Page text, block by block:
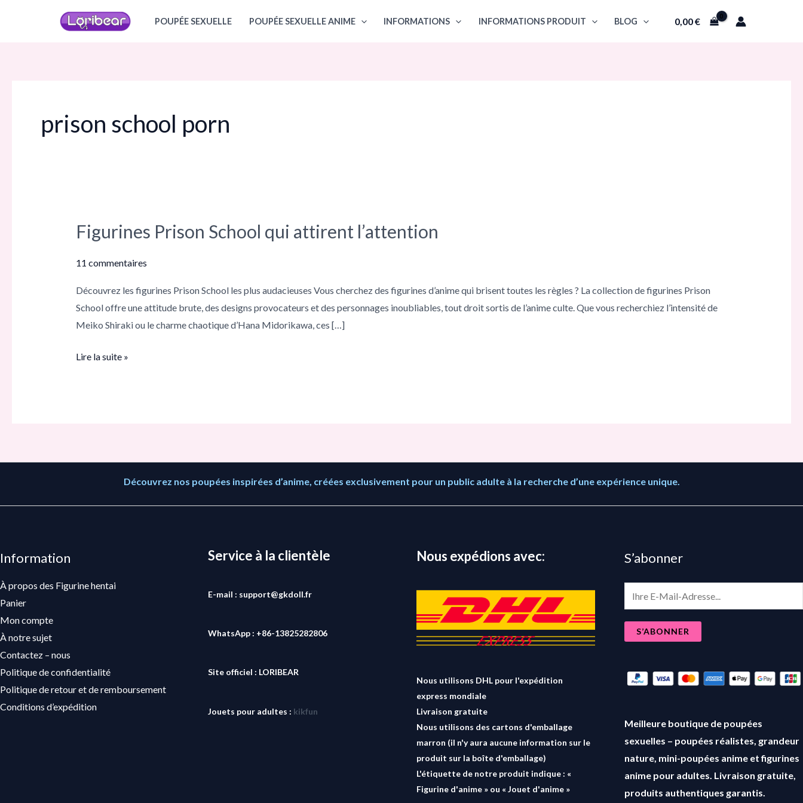
POUPÉE SEXUELLE POUPÉE SEXUELLE ANIME INFORMATIONS INFORMATIONS PRODUIT BLOG 0,00€
prison school porn
Figurines Prison School qui attirent l’attention
11 commentaires
Découvrez les figurines Prison School les plus audacieuses Vous cherchez des figurines d’anime qui brisent toutes les règles ? La collection de figurines Prison
School offre une attitude brute, des designs provocateurs et des personnages inoubliables, tout droit sortis de l’anime culte. Que vous recherchiez l’intensité de
Meiko Shiraki ou le charme chaotique d’Hana Midorikawa, ces […]
Figurines
School
attirent
l’attention
Lire la suite »
Découvrez nos poupées inspirées d’anime, créées exclusivement pour un public adulte à la recherche d’une expérience unique.
Information
À propos des Figurine hentai
Panier
Mon compte
À notre sujet
Contactez – nous
Politique de confidentialité
Politique de retour et de remboursement
Conditions d’expédition
Service à la clientèle
E-mail : support@gkdoll.fr
WhatsApp : +86-13825282806
Site officiel : LORIBEAR
Jouets pour adultes : kikfun
Nous expédions avec:
Nous utilisons DHL pour l'expédition
express mondiale
Livraison gratuite
Nous utilisons des cartons d'emballage
marron (il n'y aura aucune information sur le
produit sur la boîte d'emballage)
L'étiquette de notre produit indique : «
Figurine d'anime » ou « Jouet d'anime »
S’abonner
m
a
i
S’ABONNER
Meilleure boutique de poupées
sexuelles – poupées réalistes, grandeur
nature, mini-poupées anime et figurines
anime pour adultes. Livraison gratuite,
produits authentiques garantis.